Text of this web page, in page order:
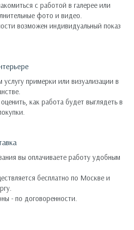
с работой в галерее или
фото и видео.
возможен индивидуальный показ
примерки или визуализации в
как работа будет выглядеть в
вы оплачиваете работу удобным
бесплатно по Москве и
- по договоренности.